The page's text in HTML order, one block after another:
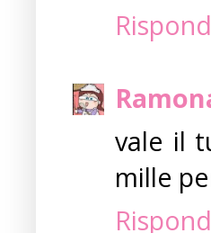
vale il
mille